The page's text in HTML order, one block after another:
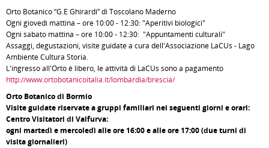
Orto Botanico “G.E Ghirardi” di Toscolano Maderno
Ogni giovedì mattina – ore 10:00 - 12:30: "Aperitivi biologici"
Ogni sabato mattina – ore 10:00 - 12:30: "Appuntamenti culturali"
Assaggi, degustazioni, visite guidate a cura dell'Associazione LaCUs - Lago
Ambiente Cultura Storia.
L'ingresso all'Orto è libero, le attività di LaCUs sono a pagamento
http://www.ortobotanicoitalia.it/lombardia/brescia/
Orto Botanico di Bormio
Visite guidate riservate a gruppi familiari nei seguenti giorni e orari:
Centro Visitatori di Valfurva:
ogni martedì e mercoledì alle ore 16:00 e alle ore 17:00 (due turni di
visita giornalieri)